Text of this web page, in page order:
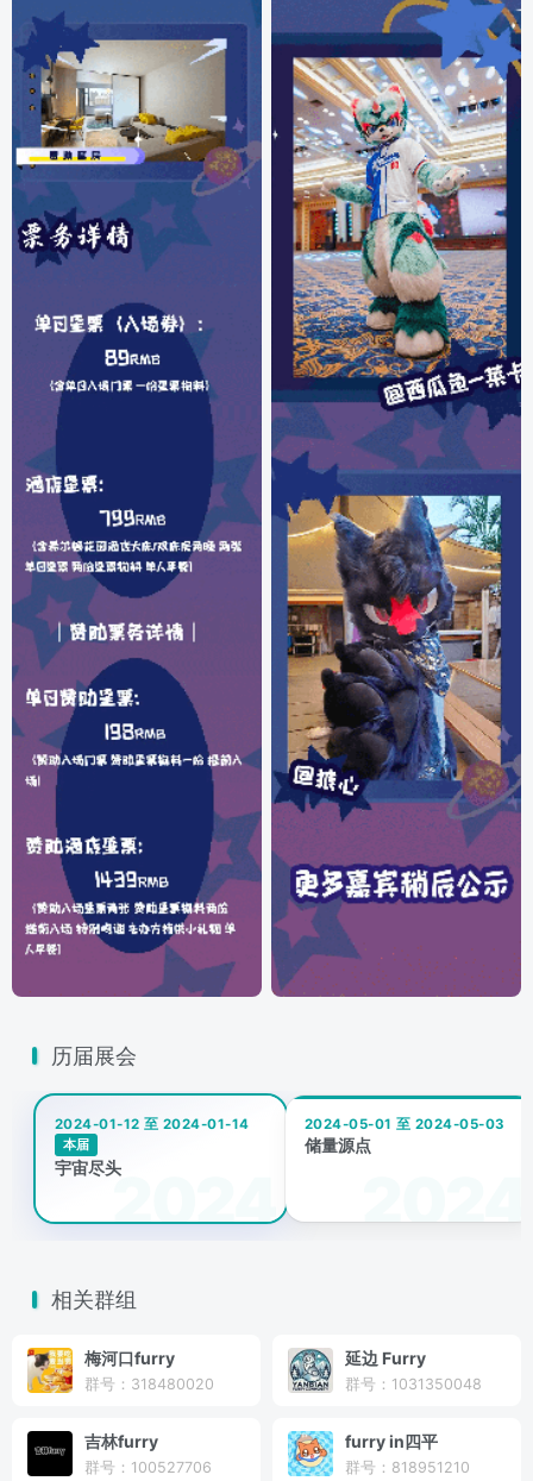
历届展会
2024-01-12 至 2024-01-14
本届
宇宙尽头
2024-05-01 至 2024-05-03
储量源点
相关群组
梅河口furry
群号：318480020
延边 Furry
群号：1031350048
吉林furry
群号：100527706
furry in四平
群号：818951210